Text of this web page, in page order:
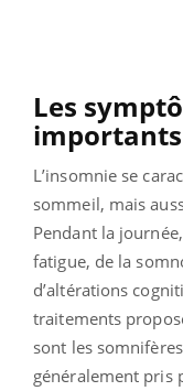
Les
importants
L’insomnie se
sommeil, mais
Pendant la
fatigue, de la
d’altérations
traitements
sont les
généralement pris